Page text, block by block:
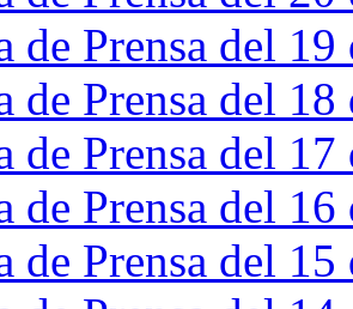
de Prensa del
de Prensa del
de Prensa del
de Prensa del
de Prensa del